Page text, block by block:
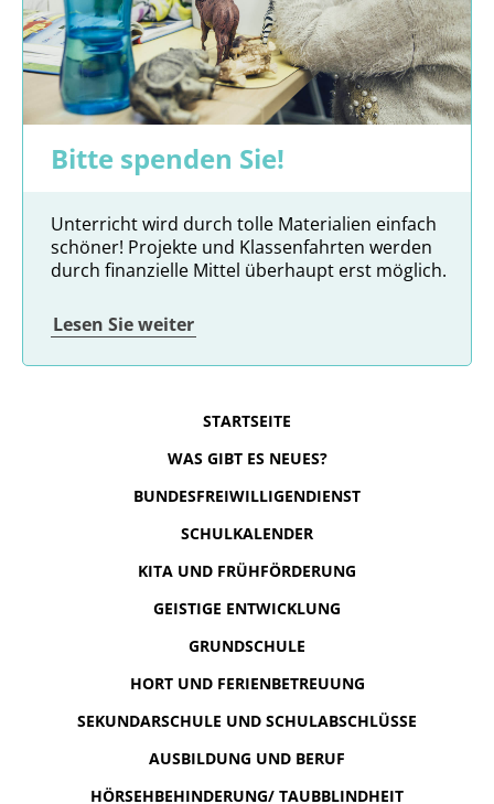
Bitte spenden Sie!
Unterricht wird durch tolle Materialien einfach
schöner! Projekte und Klassenfahrten werden
durch finanzielle Mittel überhaupt erst möglich.
Lesen Sie weiter
STARTSEITE
WAS GIBT ES NEUES?
BUNDESFREIWILLIGENDIENST
SCHULKALENDER
KITA UND FRÜHFÖRDERUNG
GEISTIGE ENTWICKLUNG
GRUNDSCHULE
HORT UND FERIENBETREUUNG
SEKUNDARSCHULE UND SCHULABSCHLÜSSE
AUSBILDUNG UND BERUF
HÖRSEHBEHINDERUNG/ TAUBBLINDHEIT